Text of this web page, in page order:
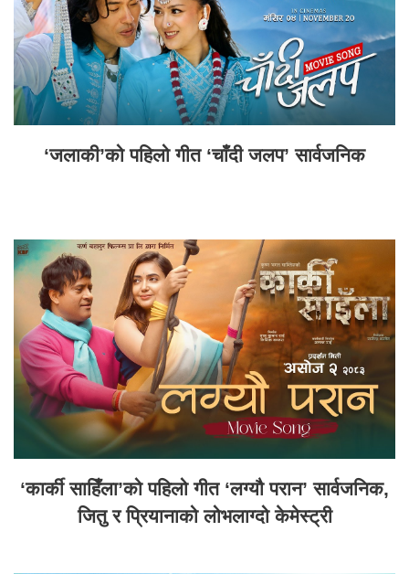
‘जलाकी’को पहिलो गीत ‘चाँदी जलप’ सार्वजनिक
‘कार्की साहिँला’को पहिलो गीत ‘लग्यौ परान’ सार्वजनिक,
जितु र प्रियानाको लोभलाग्दो केमेस्ट्री